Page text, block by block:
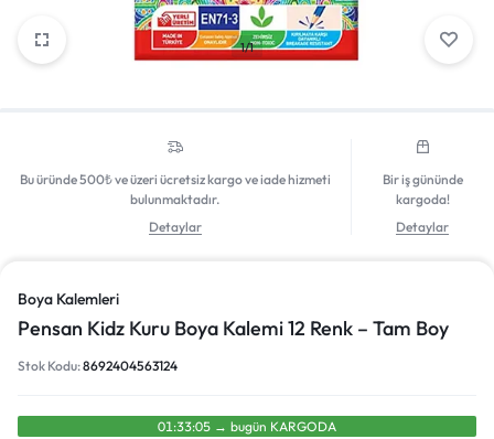
1/1
Bu üründe 500₺ ve üzeri ücretsiz kargo ve iade hizmeti
bulunmaktadır.
Detaylar
Bir iş gününde
kargoda!
Detaylar
Boya Kalemleri
Pensan Kidz Kuru Boya Kalemi 12 Renk – Tam Boy
Stok Kodu:8692404563124
01:33:05 → bugün KARGODA